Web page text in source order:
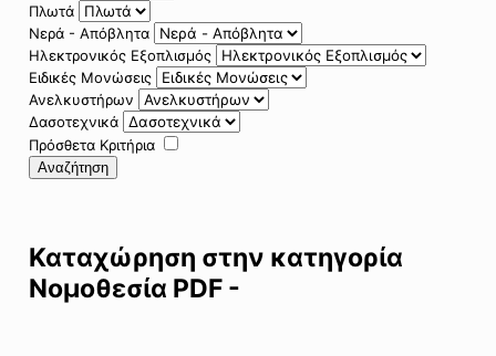
Πλωτά
Νερά - Απόβλητα
Ηλεκτρονικός Εξοπλισμός
Ειδικές Μονώσεις
Ανελκυστήρων
Δασοτεχνικά
Πρόσθετα Κριτήρια
Αναζήτηση
Καταχώρηση στην κατηγορία
Νομοθεσία PDF -